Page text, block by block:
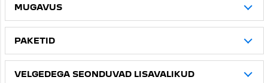
MUGAVUS
PAKETID
VELGEDEGA SEONDUVAD LISAVALIKUD